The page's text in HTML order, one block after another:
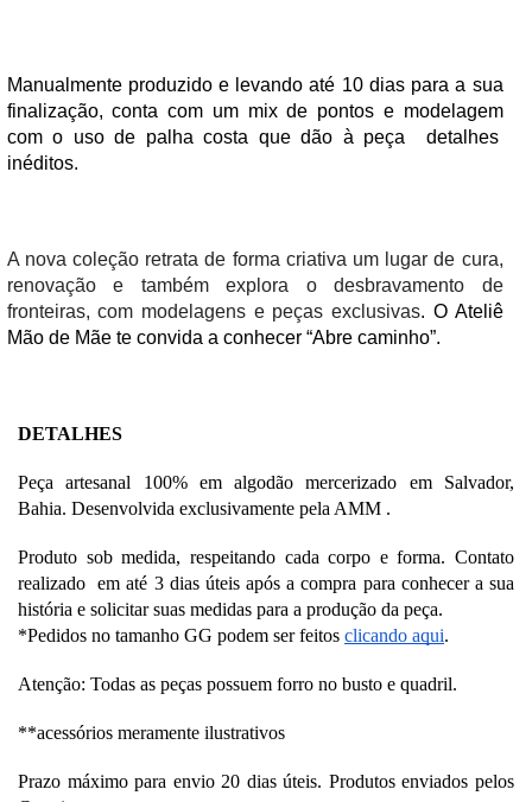
Manualmente produzido e levando até 10 dias para a sua
finalização, conta com um mix de pontos e modelagem
com o uso de palha costa que dão à peça  detalhes
inéditos.
A nova coleção retrata de forma criativa um lugar de cura,
renovação e também explora o desbravamento de
fronteiras, com modelagens e peças exclusivas. O Ateliê
Mão de Mãe te convida a conhecer “Abre caminho”.
DETALHES
Peça artesanal 100% em algodão mercerizado em Salvador,
Bahia. Desenvolvida exclusivamente pela AMM .
Produto sob medida, respeitando cada corpo e forma. Contato
realizado  em até 3 dias úteis após a compra para conhecer a sua
história e solicitar suas medidas para a produção da peça.
*Pedidos no tamanho GG podem ser feitos clicando aqui.
Atenção: Todas as peças possuem forro no busto e quadril.
**acessórios meramente ilustrativos
Prazo máximo para envio 20 dias úteis. Produtos enviados pelos